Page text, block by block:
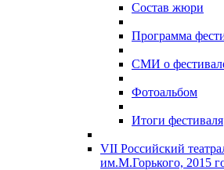
Состав жюри
Программа
СМИ о
Фотоальбом
Итоги фестиваля
VII Российский
им.М.Горького, 2015